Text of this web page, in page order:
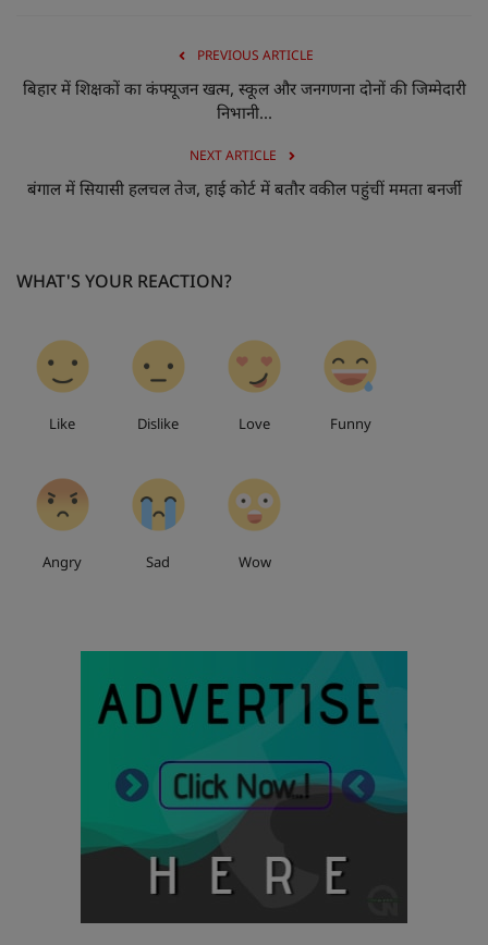
PREVIOUS ARTICLE
बिहार में शिक्षकों का कंफ्यूजन खत्म, स्कूल और जनगणना दोनों की जिम्मेदारी
निभानी...
NEXT ARTICLE
बंगाल में सियासी हलचल तेज, हाई कोर्ट में बतौर वकील पहुंचीं ममता बनर्जी
WHAT'S YOUR REACTION?
Like Dislike Love Funny
Angry Sad Wow